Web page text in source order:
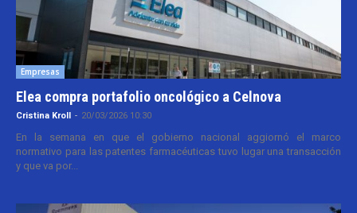
Empresas
Elea compra portafolio oncológico a Celnova
Cristina Kroll - 20/03/2026 10:30
En la semana en que el gobierno nacional aggiornó el marco
normativo para las patentes farmacéuticas tuvo lugar una transacción
y que va por...